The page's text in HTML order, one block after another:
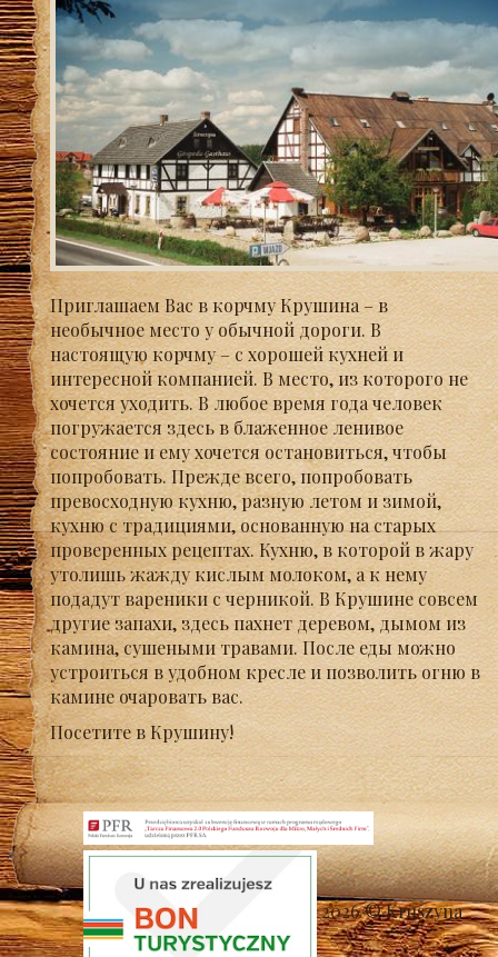
Приглашаем Вас в корчму Крушина – в
необычное место у обычной дороги. В
настоящую корчму – с хорошей кухней и
интересной компанией. В место, из которого не
хочется уходить. В любое время года человек
погружается здесь в блаженное ленивое
состояние и ему хочется остановиться, чтобы
попробовать. Прежде всего, попробовать
превосходную кухню, разную летом и зимой,
кухню с традициями, основанную на старых
проверенных рецептах. Кухню, в которой в жару
утолишь жажду кислым молоком, а к нему
подадут вареники с черникой. В Крушине совсем
другие запахи, здесь пахнет деревом, дымом из
камина, сушеными травами. После еды можно
устроиться в удобном кресле и позволить огню в
камине очаровать вас.
Посетите в Крушину!
2026 © Kruszyna